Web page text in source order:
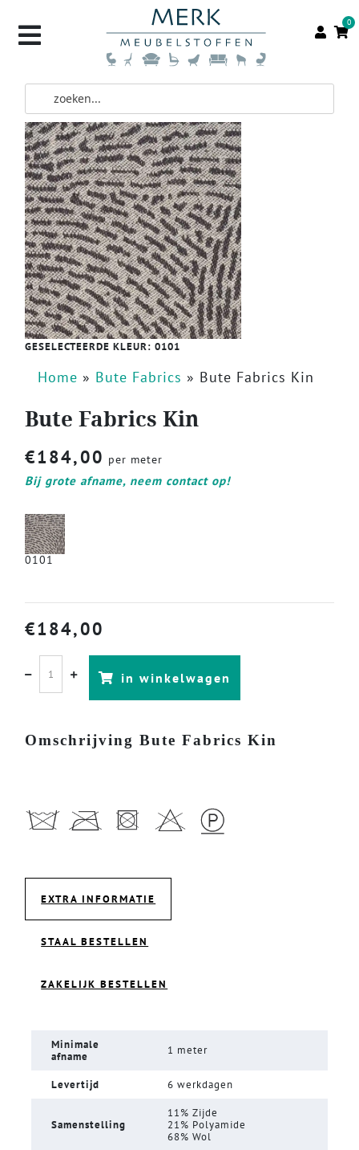
0
GESELECTEERDE KLEUR: 0101
Home » Bute Fabrics » Bute Fabrics Kin
Bute Fabrics Kin
€184,00 per meter
Bij grote afname, neem contact op!
0101
€184,00
in winkelwagen
Omschrijving Bute Fabrics Kin
EXTRA INFORMATIE
STAAL BESTELLEN
ZAKELIJK BESTELLEN
Minimale
afname
1 meter
Levertijd 6 werkdagen
Samenstelling
11% Zijde
21% Polyamide
68% Wol